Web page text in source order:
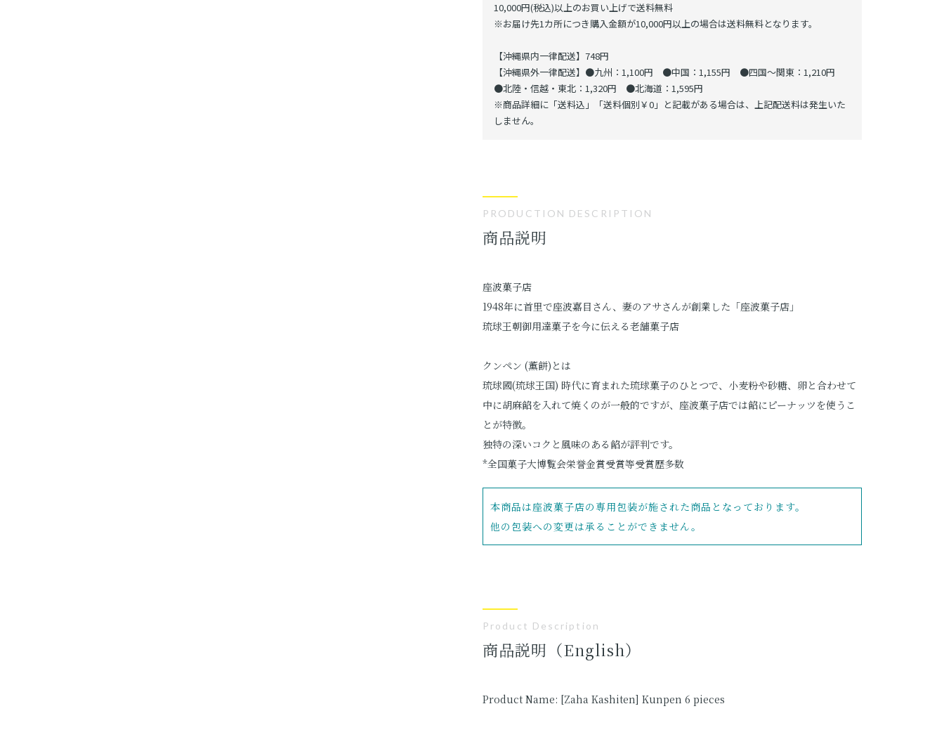
10,000円(税込)以上のお買い上げで送料無料
※お届け先1カ所につき購入金額が10,000円以上の場合は送料無料となります。
【沖縄県内一律配送】748円
【沖縄県外一律配送】●九州：1,100円 ●中国：1,155円 ●四国～関東：1,210円
●北陸・信越・東北：1,320円 ●北海道：1,595円
※商品詳細に「送料込」「送料個別￥0」と記載がある場合は、上記配送料は発生いた
しません。
PRODUCTION DESCRIPTION
商品説明
座波菓子店
1948年に首里で座波嘉目さん、妻のアサさんが創業した「座波菓子店」
琉球王朝御用達菓子を今に伝える老舗菓子店
クンペン (薫餅)とは
琉球國(琉球王国) 時代に育まれた琉球菓子のひとつで、小麦粉や砂糖、卵と合わせて
中に胡麻餡を入れて焼くのが一般的ですが、座波菓子店では餡にピーナッツを使うこ
とが特徴。
独特の深いコクと風味のある餡が評判です。
*全国菓子大博覧会栄誉金賞受賞等受賞歴多数
本商品は座波菓子店の専用包装が施された商品となっております。
他の包装への変更は承ることができません。
Product Description
商品説明（English）
Product Name: [Zaha Kashiten] Kunpen 6 pieces